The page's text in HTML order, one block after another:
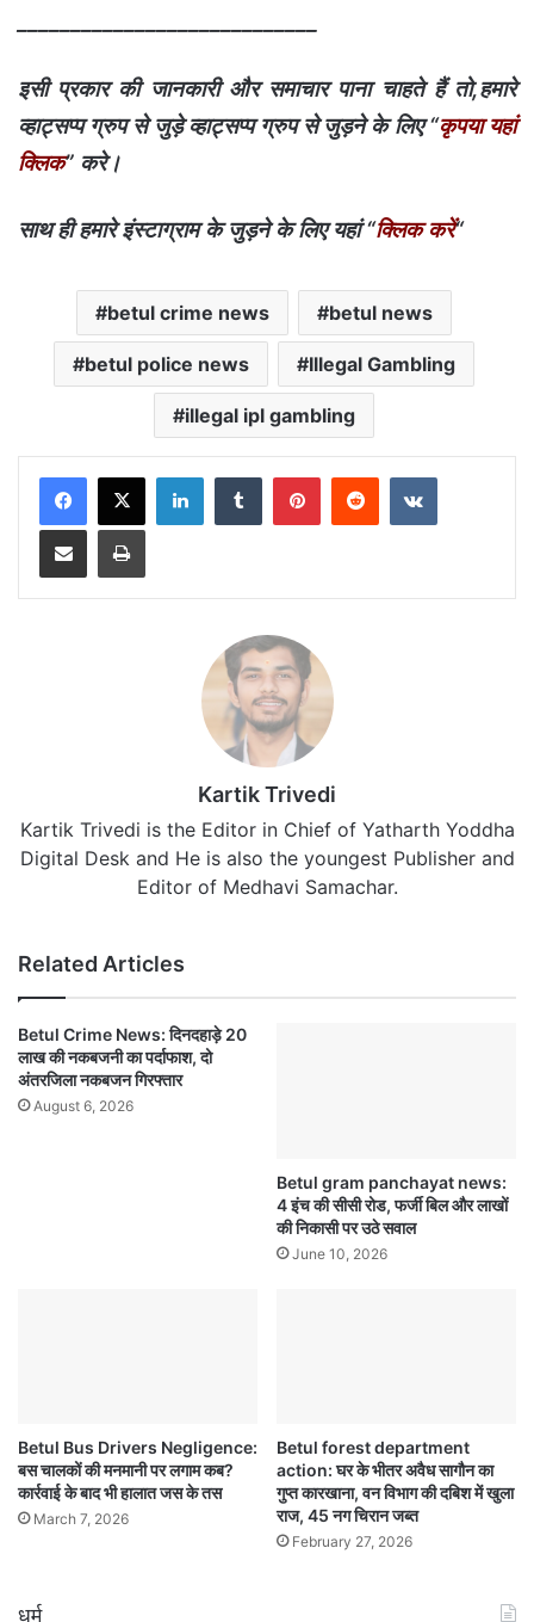
इसी प्रकार की जानकारी और समाचार पाना चाहते हैं तो,हमारे
व्हाट्सप्प ग्रुप से जुड़े व्हाट्सप्प ग्रुप से जुड़ने के लिए “कृपया यहां
क्लिक” करे।
साथ ही हमारे इंस्टाग्राम के जुड़ने के लिए यहां “क्लिक करें“
betul crime news betul news
betul police news Illegal Gambling
illegal ipl gambling
Kartik Trivedi
Kartik Trivedi is the Editor in Chief of Yatharth Yoddha
Digital Desk and He is also the youngest Publisher and
Editor of Medhavi Samachar.
Related Articles
Betul Crime News: दिनदहाड़े 20
लाख की नकबजनी का पर्दाफाश, दो
अंतरजिला नकबजन गिरफ्तार
August 6, 2026
Betul gram panchayat news:
4 इंच की सीसी रोड, फर्जी बिल और लाखों
की निकासी पर उठे सवाल
June 10, 2026
Betul Bus Drivers Negligence:
बस चालकों की मनमानी पर लगाम कब?
कार्रवाई के बाद भी हालात जस के तस
March 7, 2026
Betul forest department
action: घर के भीतर अवैध सागौन का
गुप्त कारखाना, वन विभाग की दबिश में खुला
राज, 45 नग चिरान जब्त
February 27, 2026
धर्म